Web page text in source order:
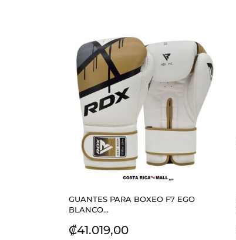
GUANTES PARA BOXEO F7 EGO
BLANCO...
Precio
₡41.019,00